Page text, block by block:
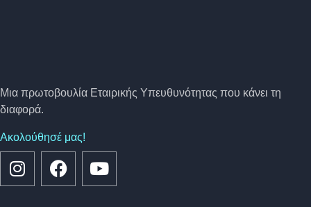
Μια πρωτοβουλία Εταιρικής Υπευθυνότητας που κάνει τη
διαφορά.
Ακολούθησέ μας!